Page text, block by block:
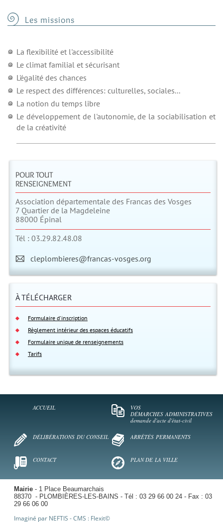
Les missions
La flexibilité et l'accessibilité
Le climat familial et sécurisant
L'égalité des chances
Le respect des différences: culturelles, sociales...
La notion du temps libre
Le développement de l'autonomie, de la sociabilisation et
de la créativité
POUR TOUT
RENSEIGNEMENT
Association départementale des Francas des Vosges
7 Quartier de la Magdeleine
88000 Épinal
Tél : 03.29.82.48.08
cleplombieres@francas-vosges.org
À TÉLÉCHARGER
Formulaire d'inscription
Règlement intérieur des espaces éducatifs
Formulaire unique de renseignements
Tarifs
ACCUEIL
VOS
DÉMARCHES ADMINISTRATIVES
demande d'acte d'état-civil
DÉLIBÉRATIONS DU CONSEIL ARRÊTÉS PERMANENTS
CONTACT PLAN DE LA VILLE
Mairie - 1 Place Beaumarchais
88370 - PLOMBIÈRES-LES-BAINS - Tél : 03 29 66 00 24 - Fax : 03
29 66 06 00
Imaginé par NEFTIS - CMS : Flexit©